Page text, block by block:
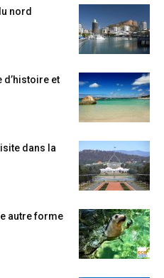
nord
d’histoire et
dans la
autre forme